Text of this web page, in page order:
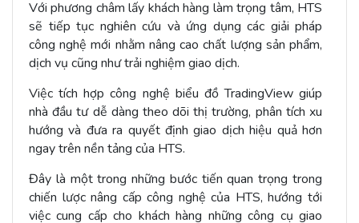
Với phương châm lấy khách hàng làm trọng tâm, HTS
sẽ tiếp tục nghiên cứu và ứng dụng các giải pháp
công nghệ mới nhằm nâng cao chất lượng sản phẩm,
dịch vụ cũng như trải nghiệm giao dịch.
Việc tích hợp công nghệ biểu đồ TradingView giúp
nhà đầu tư dễ dàng theo dõi thị trường, phân tích xu
hướng và đưa ra quyết định giao dịch hiệu quả hơn
ngay trên nền tảng của HTS.
Đây là một trong những bước tiến quan trọng trong
chiến lược nâng cấp công nghệ của HTS, hướng tới
việc cung cấp cho khách hàng những công cụ giao